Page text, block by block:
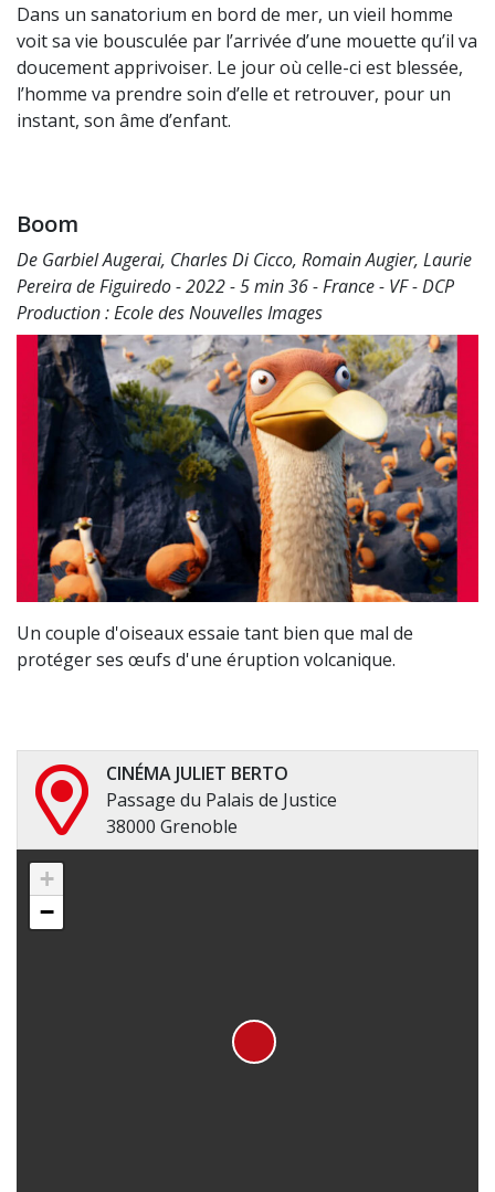
Dans un sanatorium en bord de mer, un vieil homme
voit sa vie bousculée par l’arrivée d’une mouette qu’il va
doucement apprivoiser. Le jour où celle-ci est blessée,
l’homme va prendre soin d’elle et retrouver, pour un
instant, son âme d’enfant.
Boom
De Garbiel Augerai, Charles Di Cicco, Romain Augier, Laurie
Pereira de Figuiredo - 2022 - 5 min 36 - France - VF - DCP
Production : Ecole des Nouvelles Images
Un couple d'oiseaux essaie tant bien que mal de
protéger ses œufs d'une éruption volcanique.
CINÉMA JULIET BERTO
Passage du Palais de Justice
38000 Grenoble
+
−